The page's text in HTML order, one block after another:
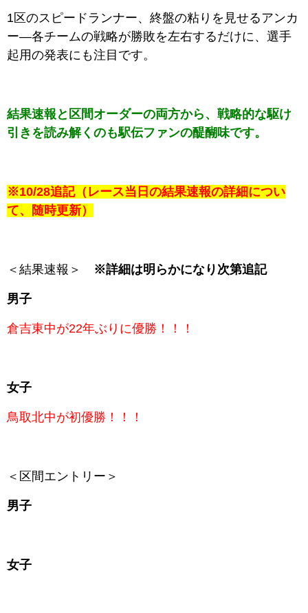
1区のスピードランナー、終盤の粘りを見せるアンカ
ー―各チームの戦略が勝敗を左右するだけに、選手
起用の発表にも注目です。
結果速報と区間オーダーの両方から、戦略的な駆け
引きを読み解くのも駅伝ファンの醍醐味です。
※10/28追記（レース当日の結果速報の詳細につい
て、随時更新）
＜結果速報＞ ※詳細は明らかになり次第追記
男子
倉吉東中が22年ぶりに優勝！！！
女子
鳥取北中が初優勝！！！
＜区間エントリー＞
男子
女子